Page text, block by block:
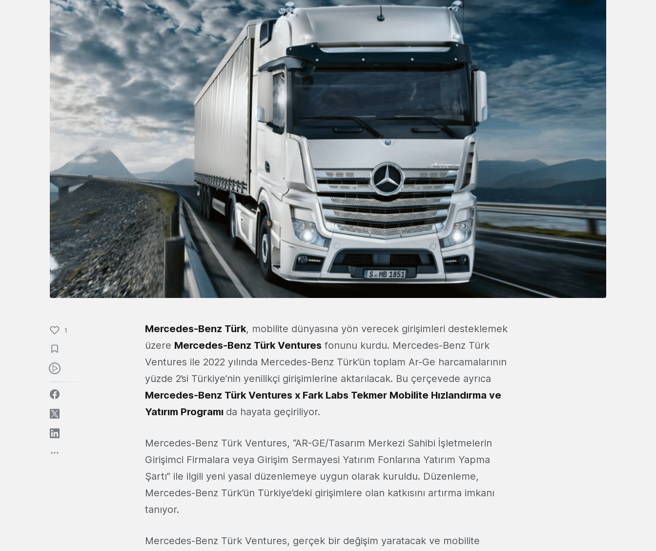
1 Mercedes-Benz Türk, mobilite dünyasına yön verecek girişimleri desteklemek
üzere Mercedes-Benz Türk Ventures fonunu kurdu. Mercedes-Benz Türk
Ventures ile 2022 yılında Mercedes-Benz Türk’ün toplam Ar-Ge harcamalarının
yüzde 2’si Türkiye’nin yenilikçi girişimlerine aktarılacak. Bu çerçevede ayrıca
Mercedes-Benz Türk Ventures x Fark Labs Tekmer Mobilite Hızlandırma ve
Yatırım Programı da hayata geçiriliyor.
Mercedes-Benz Türk Ventures, “AR-GE/Tasarım Merkezi Sahibi İşletmelerin
Girişimci Firmalara veya Girişim Sermayesi Yatırım Fonlarına Yatırım Yapma
Şartı” ile ilgili yeni yasal düzenlemeye uygun olarak kuruldu. Düzenleme,
Mercedes-Benz Türk’ün Türkiye’deki girişimlere olan katkısını artırma imkanı
tanıyor.
Mercedes-Benz Türk Ventures, gerçek bir değişim yaratacak ve mobilite